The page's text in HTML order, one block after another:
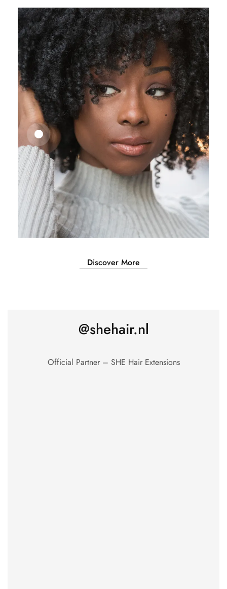
25,41 27,83€
Discover More
@shehair.nl
Official Partner – SHE Hair Extensions